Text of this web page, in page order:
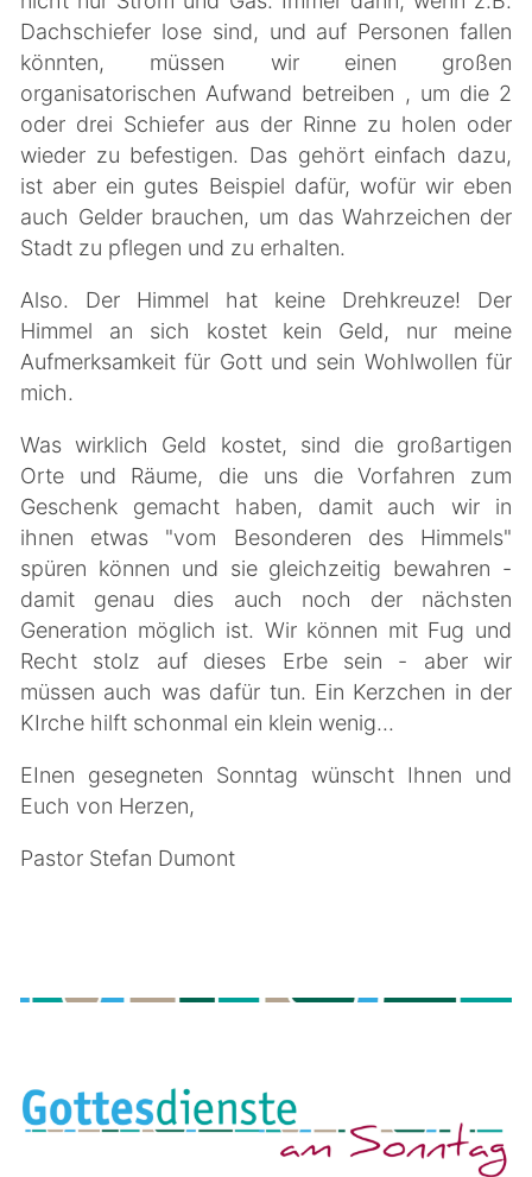
Dachschiefer lose sind, und auf Personen fallen
könnten, müssen wir einen großen
organisatorischen Aufwand betreiben , um die 2
oder drei Schiefer aus der Rinne zu holen oder
wieder zu befestigen. Das gehört einfach dazu,
ist aber ein gutes Beispiel dafür, wofür wir eben
auch Gelder brauchen, um das Wahrzeichen der
Stadt zu pflegen und zu erhalten.
Also. Der Himmel hat keine Drehkreuze! Der
Himmel an sich kostet kein Geld, nur meine
Aufmerksamkeit für Gott und sein Wohlwollen für
mich.
Was wirklich Geld kostet, sind die großartigen
Orte und Räume, die uns die Vorfahren zum
Geschenk gemacht haben, damit auch wir in
ihnen etwas "vom Besonderen des Himmels"
spüren können und sie gleichzeitig bewahren -
damit genau dies auch noch der nächsten
Generation möglich ist. Wir können mit Fug und
Recht stolz auf dieses Erbe sein - aber wir
müssen auch was dafür tun. Ein Kerzchen in der
KIrche hilft schonmal ein klein wenig...
EInen gesegneten Sonntag wünscht Ihnen und
Euch von Herzen,
Pastor Stefan Dumont